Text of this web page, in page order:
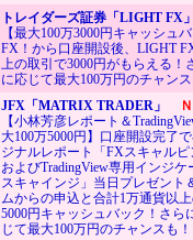
トレイダーズ証券「LIGHT FX」
【最大100万3000円キャッシュ
FX！から口座開設後、LIGHT
上の取引で3000円がもらえる！
に応じて最大100万円のチャンス
JFX「MATRIX TRADER」
Ｎ
【小林芳彦レポート＆
大100万5000円】口座開設完了
ジナルレポート「FXスキャルピ
およびTradingView専用インジ
スキャインジ」当日プレゼント
ムからの申込と合計1万通貨以
5000円キャッシュバック！さら
じて最大100万円のチャンスも！